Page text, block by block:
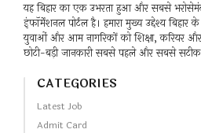
यह बिहार का एक उभरता हुआ और सबसे
इंफॉर्मेशनल पोर्टल है। हमारा मुख्य उद्देश्य
युवाओं और आम नागरिकों को शिक्षा, करियर
छोटी-बड़ी जानकारी सबसे पहले और सबसे सटीक
CATEGORIES
Latest Job
Admit Card